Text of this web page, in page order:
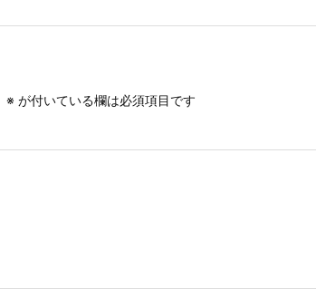
※ が付いている欄は必須項目です